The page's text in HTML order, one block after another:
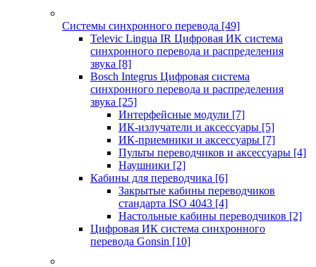
Системы синхронного перевода [49]
Televic Lingua IR Цифровая ИК система
синхронного перевода и распределения
звука [8]
Bosch Integrus Цифровая система
синхронного перевода и распределения
звука [25]
Интерфейсные модули [7]
ИК-излучатели и аксессуары [5]
ИК-приемники и аксессуары [7]
Пульты переводчиков и аксессуары [4]
Наушники [2]
Кабины для переводчика [6]
Закрытые кабины переводчиков
стандарта ISO 4043 [4]
Настольные кабины переводчиков [2]
Цифровая ИК система синхронного
перевода Gonsin [10]